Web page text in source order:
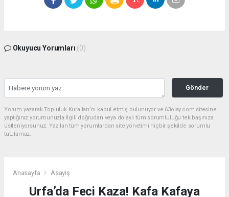
Okuyucu Yorumları (0)
Gönder
Yorum yazarak Topluluk Kuralları’nı kabul etmiş bulunuyor ve 63olay.com sitesine
yaptığınız yorumunuzla ilgili doğrudan veya dolaylı tüm sorumluluğu tek başınıza
üstleniyorsunuz. Yazılan tüm yorumlardan site yönetimi hiçbir şekilde sorumlu
tutulamaz.
Anasayfa Asayiş
Urfa’da Feci Kaza! Kafa Kafaya